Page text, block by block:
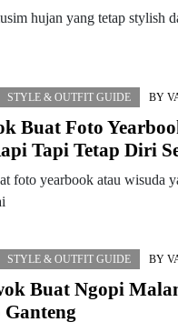
hujan yang tetap stylish
STYLE & OUTFIT GUIDE BY
Buat Foto
Tapi Tetap Diri
foto yearbook atau wisuda
STYLE & OUTFIT GUIDE BY
Buat Ngopi
Ganteng